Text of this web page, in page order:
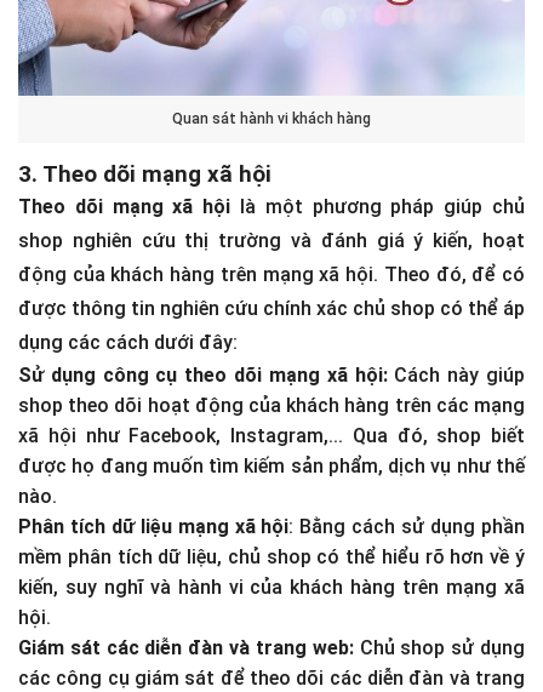
Quan sát hành vi khách hàng
3. Theo dõi mạng xã hội
Theo dõi mạng xã hội là một phương pháp giúp chủ
shop nghiên cứu thị trường và đánh giá ý kiến, hoạt
động của khách hàng trên mạng xã hội. Theo đó, để có
được thông tin nghiên cứu chính xác chủ shop có thể áp
dụng các cách dưới đây:
Sử dụng công cụ theo dõi mạng xã hội:Cách này giúp
shop theo dõi hoạt động của khách hàng trên các mạng
xã hội như Facebook, Instagram,... Qua đó, shop biết
được họ đang muốn tìm kiếm sản phẩm, dịch vụ như thế
nào.
Phân tích dữ liệu mạng xã hội: Bằng cách sử dụng phần
mềm phân tích dữ liệu, chủ shop có thể hiểu rõ hơn về ý
kiến, suy nghĩ và hành vi của khách hàng trên mạng xã
hội.
Giám sát các diễn đàn và trang web: Chủ shop sử dụng
các công cụ giám sát để theo dõi các diễn đàn và trang